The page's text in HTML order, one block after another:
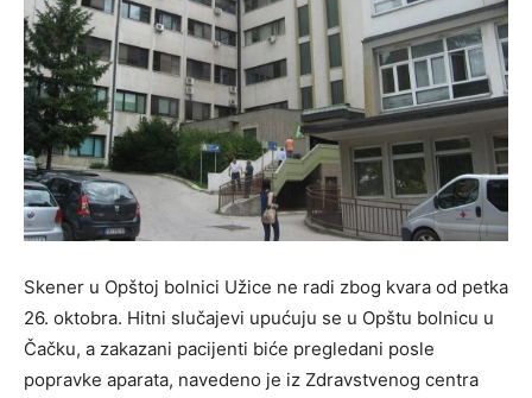
Skener u Opštoj bolnici Užice ne radi zbog kvara od petka
26. oktobra. Hitni slučajevi upućuju se u Opštu bolnicu u
Čačku, a zakazani pacijenti biće pregledani posle
popravke aparata, navedeno je iz Zdravstvenog centra